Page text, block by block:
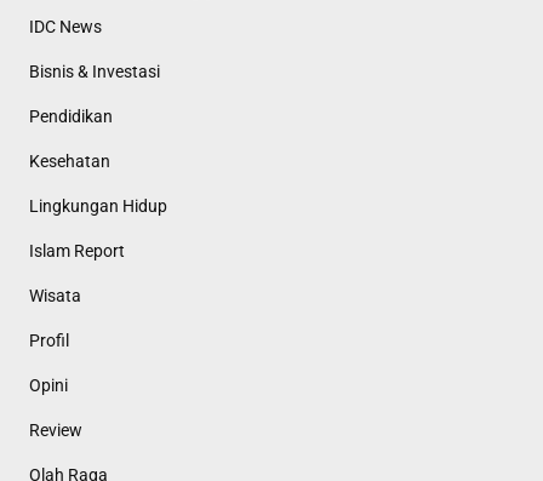
IDC News
Bisnis & Investasi
Pendidikan
Kesehatan
Lingkungan Hidup
Islam Report
Wisata
Profil
Opini
Review
Olah Raga